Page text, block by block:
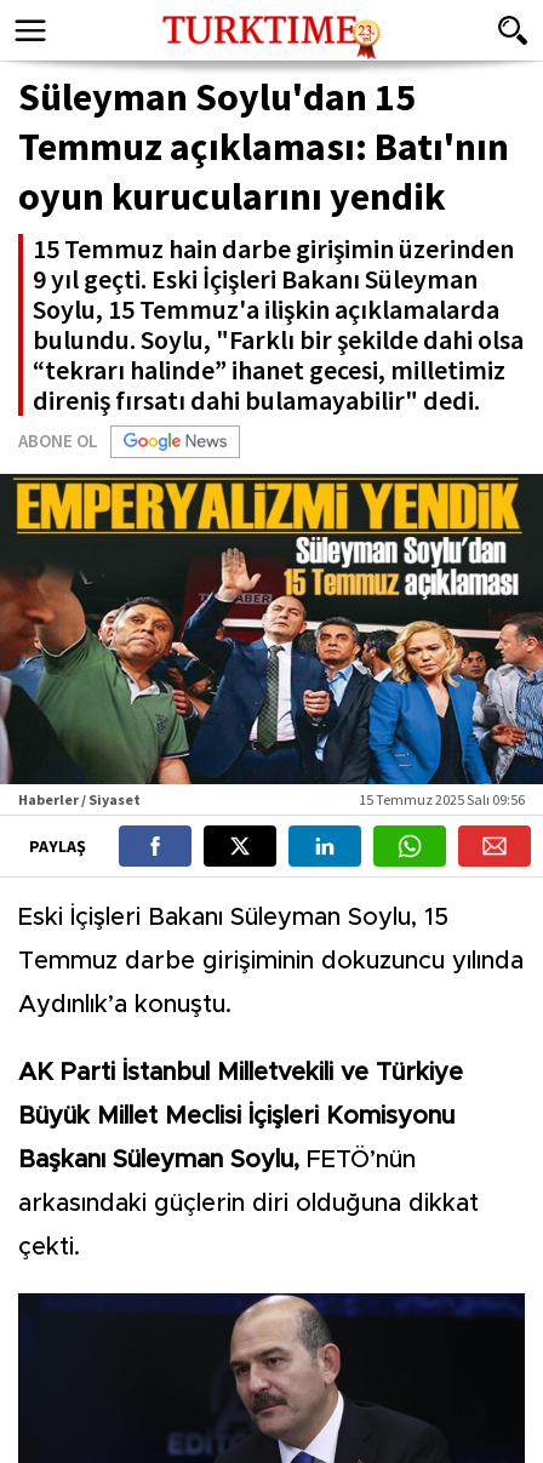
Süleyman Soylu'dan 15
Temmuz açıklaması: Batı'nın
oyun kurucularını yendik
15 Temmuz hain darbe girişimin üzerinden
9 yıl geçti. Eski İçişleri Bakanı Süleyman
Soylu, 15 Temmuz'a ilişkin açıklamalarda
bulundu. Soylu, "Farklı bir şekilde dahi olsa
“tekrarı halinde” ihanet gecesi, milletimiz
direniş fırsatı dahi bulamayabilir" dedi.
ABONE OL
Haberler / Siyaset 15 Temmuz 2025 Salı 09:56
PAYLAŞ
Eski İçişleri Bakanı Süleyman Soylu, 15
Temmuz darbe girişiminin dokuzuncu yılında
Aydınlık’a konuştu.
AK Parti İstanbul Milletvekili ve Türkiye
Büyük Millet Meclisi İçişleri Komisyonu
Başkanı Süleyman Soylu, FETÖ’nün
arkasındaki güçlerin diri olduğuna dikkat
çekti.